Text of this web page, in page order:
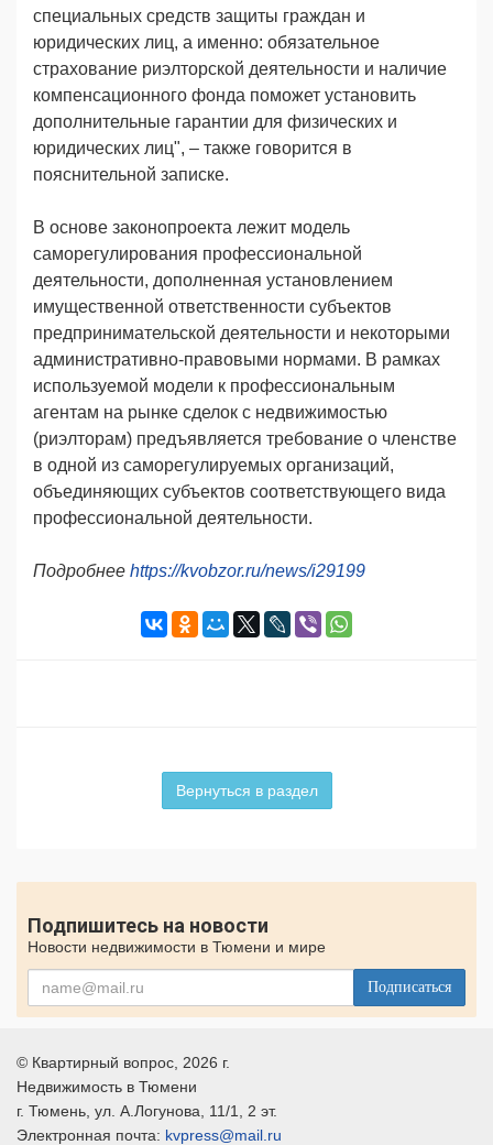
специальных средств защиты граждан и
юридических лиц, а именно: обязательное
страхование риэлторской деятельности и наличие
компенсационного фонда поможет установить
дополнительные гарантии для физических и
юридических лиц", – также говорится в
пояснительной записке.
В основе законопроекта лежит модель
саморегулирования профессиональной
деятельности, дополненная установлением
имущественной ответственности субъектов
предпринимательской деятельности и некоторыми
административно-правовыми нормами. В рамках
используемой модели к профессиональным
агентам на рынке сделок с недвижимостью
(риэлторам) предъявляется требование о членстве
в одной из саморегулируемых организаций,
объединяющих субъектов соответствующего вида
профессиональной деятельности.
Подробнее https://kvobzor.ru/news/i29199
Вернуться в раздел
Подпишитесь на новости
Новости недвижимости в Тюмени и мире
Подписаться
© Квартирный вопрос , 2026 г.
Недвижимость в Тюмени
г. Тюмень , ул. А.Логунова, 11/1, 2 эт.
Электронная почта: kvpress@mail.ru